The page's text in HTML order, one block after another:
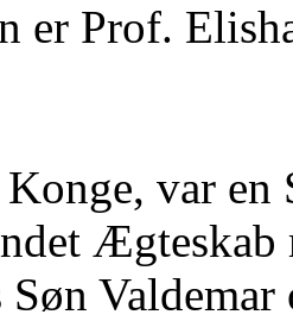
er Prof.
var en
Ægteskab
Søn